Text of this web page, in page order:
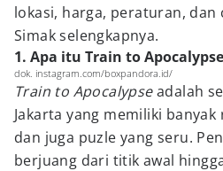
lokasi, harga, peraturan, dan
Simak selengkapnya.
1. Apa itu Train to
dok. instagram.com/boxpandora.id/
Train to Apocalypseadalah
Jakarta yang memiliki
dan juga puzle yang seru.
berjuang dari titik awal